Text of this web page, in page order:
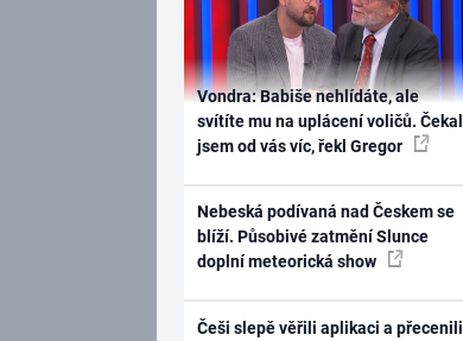
Vondra: Babiše nehlídáte, ale
svítíte mu na uplácení voličů. Čekal
jsem od vás víc, řekl Gregor
Nebeská podívaná nad Českem se
blíží. Působivé zatmění Slunce
doplní meteorická show
Češi slepě věřili aplikaci a přecenili